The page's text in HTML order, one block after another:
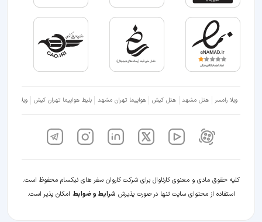
ویلا رامسر هتل مشهد هتل کیش هواپیما تهران مشهد بلیط هواپیما تهران کیش ویلا شمال
کلیه حقوق مادی و معنوی کارناوال برای شرکت کاروان سفر های نیکسام محفوظ است.
استفاده از محتوای سایت تنها در صورت پذیرش شرایط و ضوابط امکان پذیر است.